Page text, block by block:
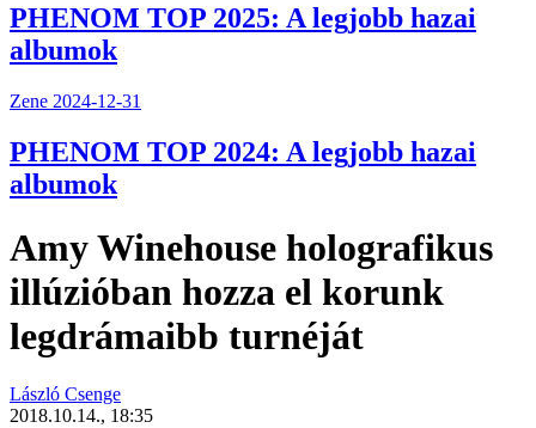
PHENOM TOP 2025: A legjobb hazai
albumok
Zene 2024-12-31
PHENOM TOP 2024: A legjobb hazai
albumok
Amy Winehouse holografikus
illúzióban hozza el korunk
legdrámaibb turnéját
László Csenge
2018.10.14., 18:35